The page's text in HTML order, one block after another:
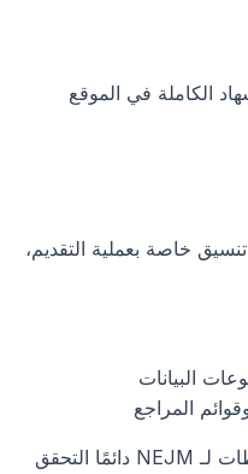
البيانات
المراجع